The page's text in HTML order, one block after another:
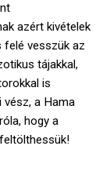
azért kivételek
felé vesszük az
tájakkal,
is
vész, a Hama
hogy a